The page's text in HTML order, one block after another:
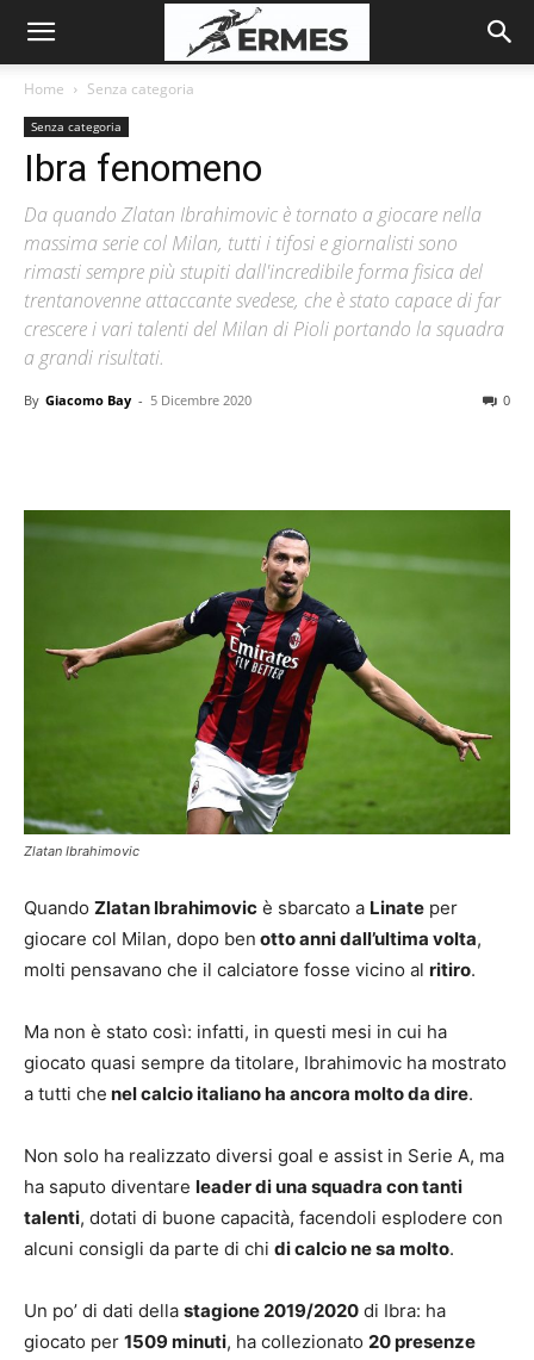
Home Senza categoria
Senza categoria
Ibra fenomeno
Da quando Zlatan Ibrahimovic è tornato a giocare nella
massima serie col Milan, tutti i tifosi e giornalisti sono
rimasti sempre più stupiti dall'incredibile forma fisica del
trentanovenne attaccante svedese, che è stato capace di far
crescere i vari talenti del Milan di Pioli portando la squadra
a grandi risultati.
By Giacomo Bay - 5 Dicembre 2020 0
Zlatan Ibrahimovic
Quando Zlatan Ibrahimovic è sbarcato a Linate per
giocare col Milan, dopo ben otto anni dall’ultima volta,
molti pensavano che il calciatore fosse vicino al ritiro.
Ma non è stato così: infatti, in questi mesi in cui ha
giocato quasi sempre da titolare, Ibrahimovic ha mostrato
a tutti che nel calcio italiano ha ancora molto da dire.
Non solo ha realizzato diversi goal e assist in Serie A, ma
ha saputo diventare leader di una squadra con tanti
talenti, dotati di buone capacità, facendoli esplodere con
alcuni consigli da parte di chi di calcio ne sa molto.
Un po’ di dati della stagione 2019/2020 di Ibra: ha
giocato per 1509 minuti, ha collezionato 20 presenze